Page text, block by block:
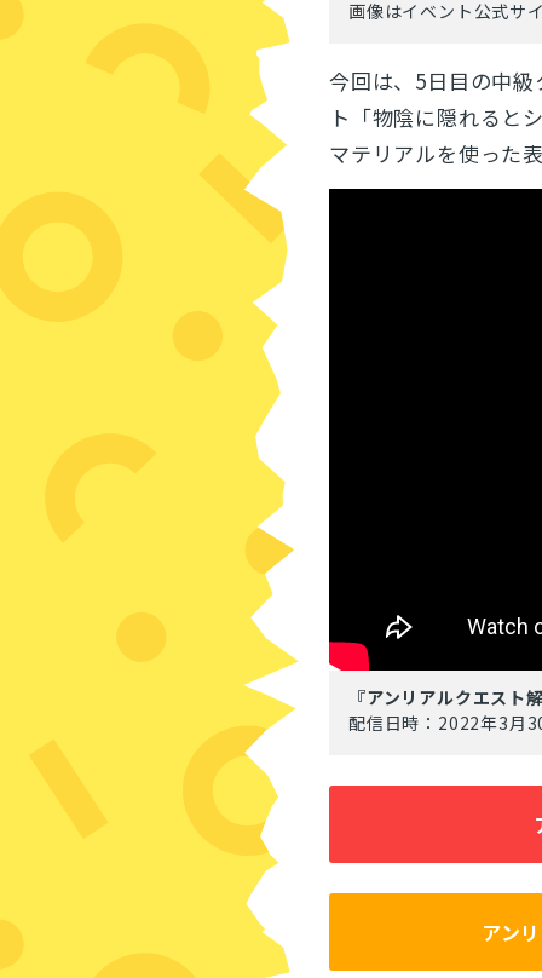
画像はイベント公式サ
今回は、5日目の中
ト「物陰に隠れると
マテリアルを使った
『アンリアルクエス
配信日時：2022年3月
アン